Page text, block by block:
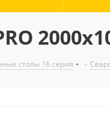
столы 16 серия -